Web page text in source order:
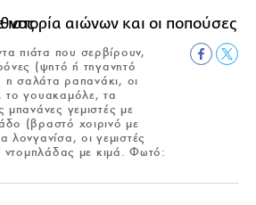
πιάτα που σερβίρουν,
(ψητό ή τηγανητό
η σαλάτα ραπανάκι, οι
το γουακαμόλε, τα
μπανάνες γεμιστές με
(βραστό χοιρινό με
λονγανίσα, οι γεμιστές
ντομπλάδας με κιμά. Φωτό: